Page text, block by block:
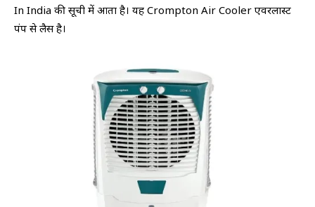
In India की सूची में आता है। यह Crompton Air Cooler एवरलास्ट
पंप से लैस है।